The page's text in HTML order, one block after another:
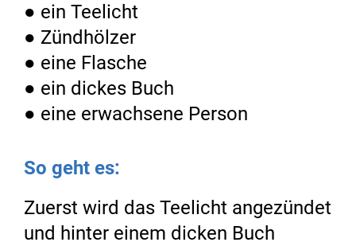
● ein Teelicht
● Zündhölzer
● eine Flasche
● ein dickes Buch
● eine erwachsene Person
So geht es:
Zuerst wird das Teelicht angezündet
und hinter einem dicken Buch